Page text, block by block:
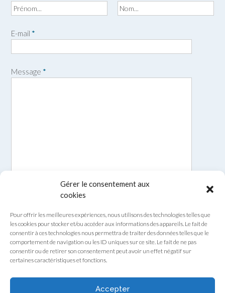
Gérer le consentement aux
cookies
Pour offrir les meilleures expériences, nous utilisons des technologies telles que
les cookies pour stocker et/ou accéder aux informations des appareils. Le fait de
consentir à ces technologies nous permettra de traiter des données telles que le
comportement de navigation ou les ID uniques sur ce site. Le fait de ne pas
consentir ou de retirer son consentement peut avoir un effet négatif sur
certaines caractéristiques et fonctions.
Accepter
é
E-mail *
Message *